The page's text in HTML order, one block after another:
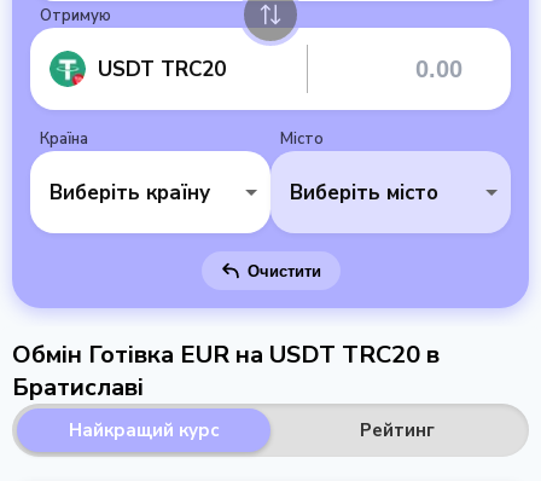
Отримую
USDT TRC20
Країна
Виберіть країну
Місто
Виберіть місто
Очистити
Обмін Готівка EUR на USDT TRC20 в
Братиславі
Найкращий курс Рейтинг